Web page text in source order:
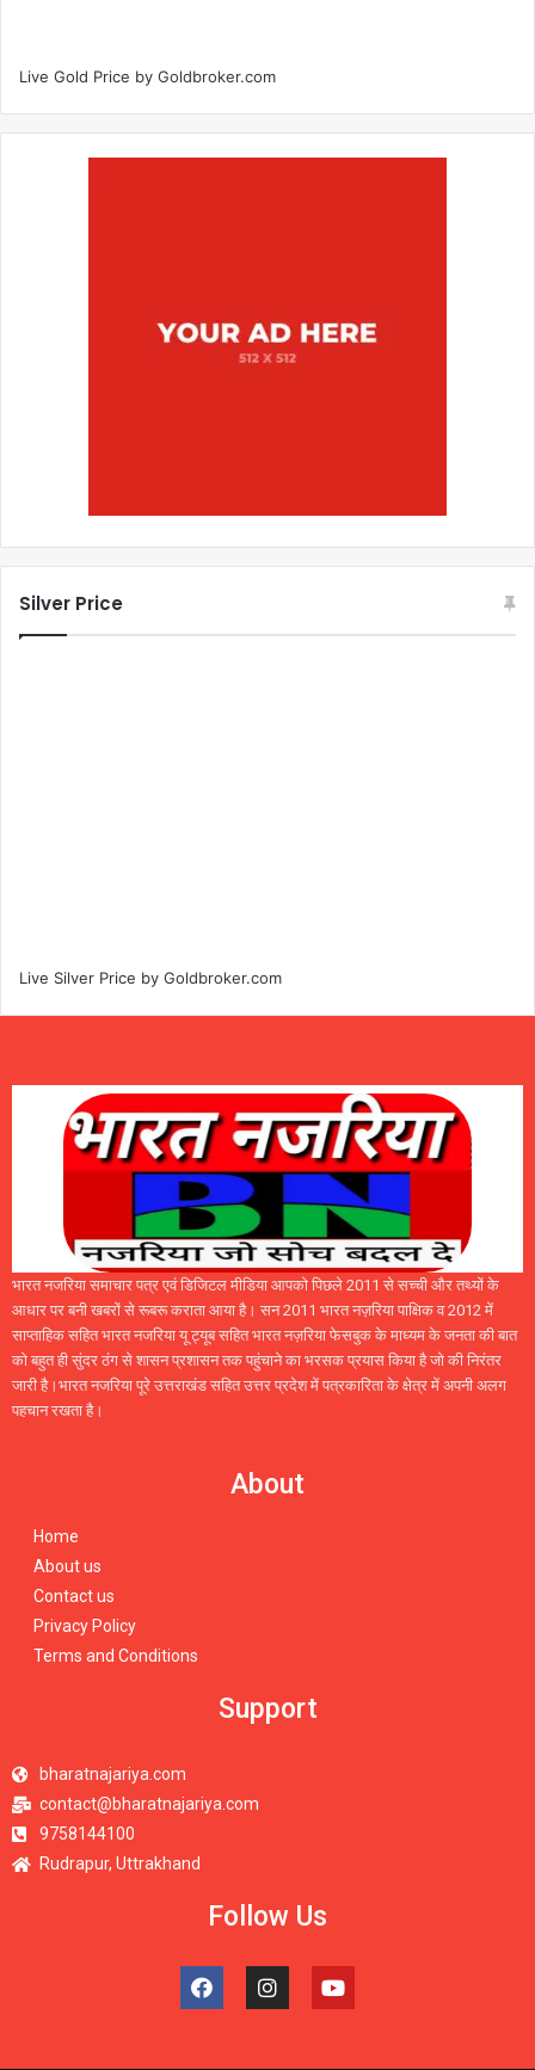
Live Gold Price by Goldbroker.com
Silver Price
Live Silver Price by Goldbroker.com
भारत नजरिया समाचार पत्र एवं डिजिटल मीडिया आपको पिछले 2011 से सच्ची और तथ्यों के
आधार पर बनी खबरों से रूबरू कराता आया है। सन 2011 भारत नज़रिया पाक्षिक व 2012 में
साप्ताहिक सहित भारत नजरिया यू ट्यूब सहित भारत नज़रिया फेसबुक के माध्यम के जनता की बात
को बहुत ही सुंदर ठंग से शासन प्रशासन तक पहुंचाने का भरसक प्रयास किया है जो की निरंतर
जारी है।भारत नजरिया पूरे उत्तराखंड सहित उत्तर प्रदेश में पत्रकारिता के क्षेत्र में अपनी अलग
पहचान रखता है।
About
Home
About us
Contact us
Privacy Policy
Terms and Conditions
Support
bharatnajariya.com
contact@bharatnajariya.com
9758144100
Rudrapur, Uttrakhand
Follow Us